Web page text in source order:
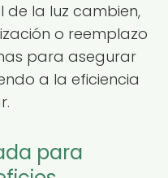
de la luz cambien,
o reemplazo
para asegurar
a la eficiencia
para